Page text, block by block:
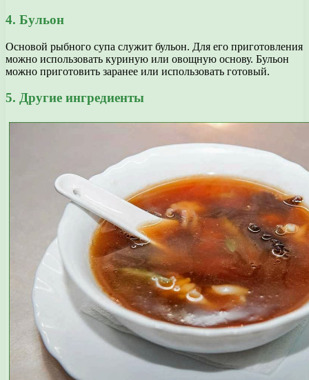
4. Бульон
Основой рыбного супа служит бульон. Для его приготовления
можно использовать куриную или овощную основу. Бульон
можно приготовить заранее или использовать готовый.
5. Другие ингредиенты